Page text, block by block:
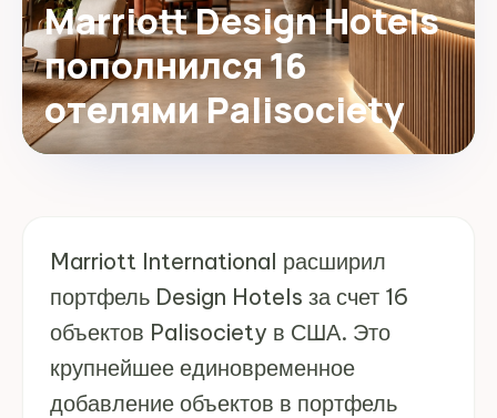
Marriott Design Hotels
пополнился 16
отелями Palisociety
Marriott International расширил
портфель Design Hotels за счет 16
объектов Palisociety в США. Это
крупнейшее единовременное
добавление объектов в портфель